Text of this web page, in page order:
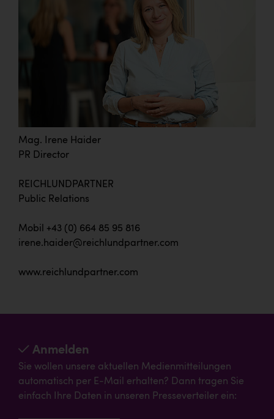
Mag. Irene Haider
PR Director
REICHLUNDPARTNER
Public Relations
Mobil +43 (0) 664 85 95 816
irene.haider@reichlundpartner.com
www.reichlundpartner.com
Anmelden
Sie wollen unsere aktuellen Medienmitteilungen
automatisch per E-Mail erhalten? Dann tragen Sie
einfach Ihre Daten in unseren Presseverteiler ein: